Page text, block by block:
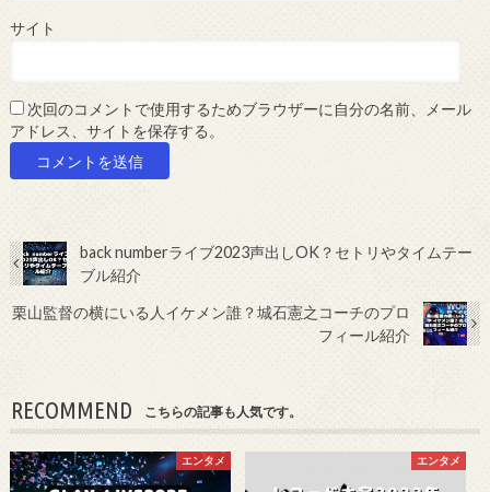
サイト
次回のコメントで使用するためブラウザーに自分の名前、メール
アドレス、サイトを保存する。
back numberライブ2023声出しOK？セトリやタイムテー
ブル紹介
栗山監督の横にいる人イケメン誰？城石憲之コーチのプロ
フィール紹介
RECOMMEND こちらの記事も人気です。
エンタメ エンタメ